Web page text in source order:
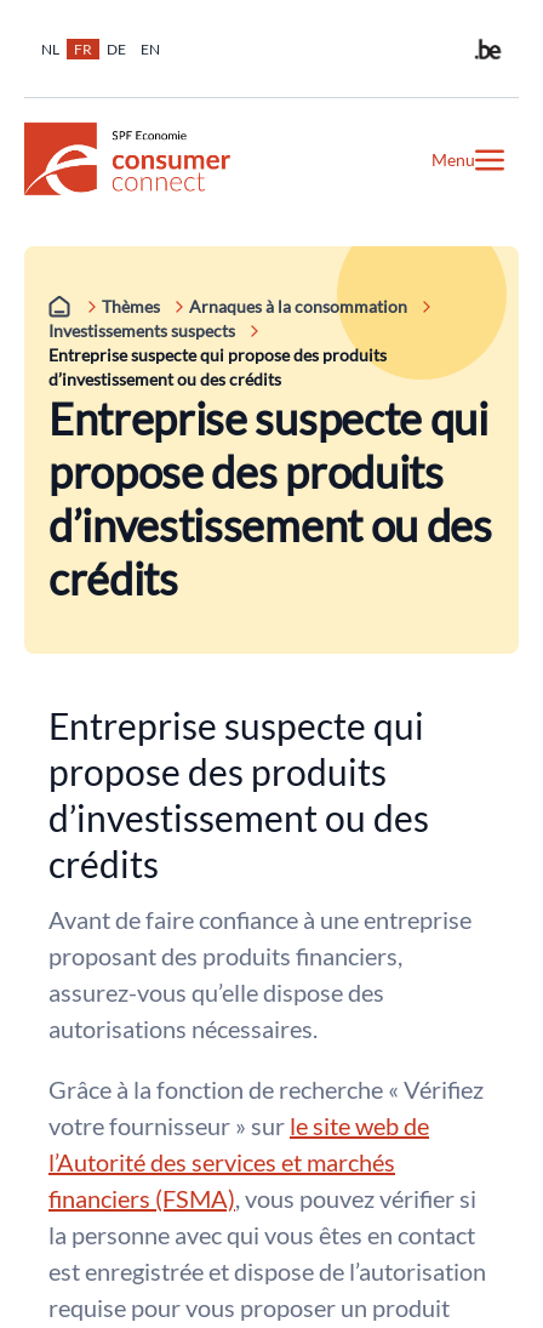
NL FR DE EN
Menu
Thèmes
Arnaques à la consommation
Investissements suspects
Entreprise suspecte qui propose des produits
d’investissement ou des crédits
Entreprise suspecte qui
propose des produits
d’investissement ou des
crédits
Entreprise suspecte qui
propose des produits
d’investissement ou des
crédits
Avant de faire confiance à une entreprise
proposant des produits financiers,
assurez-vous qu’elle dispose des
autorisations nécessaires.
Grâce à la fonction de recherche « Vérifiez
votre fournisseur » sur le site web de
l’Autorité des services et marchés
financiers (FSMA), vous pouvez vérifier si
la personne avec qui vous êtes en contact
est enregistrée et dispose de l’autorisation
requise pour vous proposer un produit